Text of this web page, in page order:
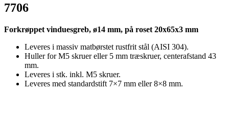
7706
Forkrøppet vinduesgreb, ø14 mm, på roset 20x65x3 mm
Leveres i massiv matbørstet rustfrit stål (AISI 304).
Huller for M5 skruer eller 5 mm træskruer, centerafstand 43
mm.
Leveres i stk. inkl. M5 skruer.
Leveres med standardstift 7×7 mm eller 8×8 mm.